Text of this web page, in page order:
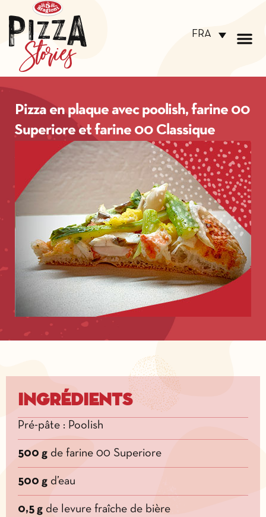
FRA
Pizza en plaque avec poolish, farine 00
Superiore et farine 00 Classique
Ingrédients
Pré-pâte : Poolish
500 g de farine 00 Superiore
500 g d’eau
0,5 g de levure fraîche de bière